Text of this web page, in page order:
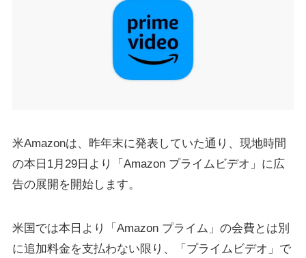
米Amazonは、昨年末に発表していた通り、現地時間
の本日1月29日より「Amazon プライムビデオ」に広
告の展開を開始します。
米国では本日より「Amazon プライム」の会費とは別
に追加料金を支払わない限り、「プライムビデオ」で